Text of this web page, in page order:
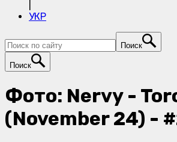
УКР
Поиск
Поиск
Фото: Nervy -
(November 24) -